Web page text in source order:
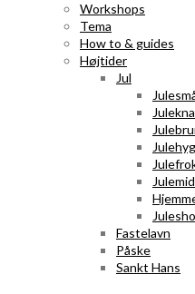
Workshops
Tema
How to & guides
Højtider
Jul
Fastelavn
Påske
Sankt Hans